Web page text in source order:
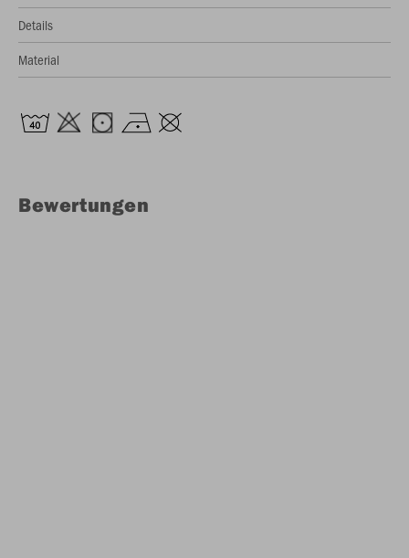
Details
Material
Bewertungen